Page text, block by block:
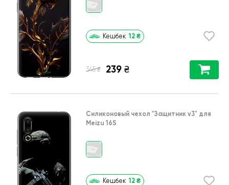
Кешбек 12 ₴
345 ₴ 239 ₴
Силиконовый чехол "Защитник v3" для
Meizu 16S
Кешбек 12 ₴